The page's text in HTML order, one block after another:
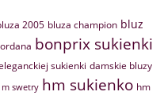
2005 bluza champion bluz
bonprix sukienki
sukienki damskie bluzy
m swetry hm sukienko hm